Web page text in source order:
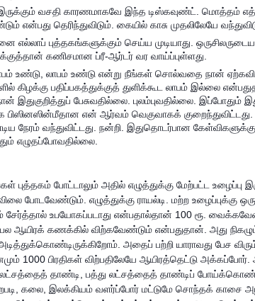
இருக்கும் வசதி காரணமாகவே இந்த டிஸ்கவுண்ட். மொத்தம்
என்பது தெரிந்துவிடும். கையில் காசு முதலிலேயே
புத்தகங்களுக்கும் செய்ய முடியாது. ஒருசிலருடைய
கணிசமான ப்ரீ-ஆர்டர் வர வாய்ப்புள்ளது.
உண்டு, லாபம் உண்டு என்று நீங்கள் சொல்வதை நான்
கிழக்கு பதிப்பகத்துக்குத் துளிக்கூட லாபம் இல்லை
இதுகுறித்துப் பேசுவதில்லை. புலம்புவதில்லை. இப்போதும்
பிஸினஸின்மீதான என் ஆர்வம் வெகுவாகக் குறைந்துவிட்டது.
நேரம் வந்துவிட்டது. நன்றி. இதுதொடர்பான
எழுதப்போவதில்லை.
புத்தகம் போட்டாலும் அதில் எழுத்துக்கு மேற்பட்ட உழைப்பு
போடவேண்டும். எழுத்துக்கு ராயல்டி. மற்ற உழைப்புக்கு ஒரு
சேர்த்தால் உபயோகப்படாது என்பதால்தான் 100 ரூ.
ஆயிரக் கணக்கில் விற்கவேண்டும் என்பதுதான். அது
அதைப் பற்றி யாராவது பேச
1000 பிரதிகள் விற்பதிலேயே ஆயிரத்தெட்டு
லட்சத்தைத் தாண்டி, பத்து லட்சத்தைத் தாண்டிப்
கலை, இலக்கியம் வளர்ப்போர் மட்டுமே சொந்தக் காசை